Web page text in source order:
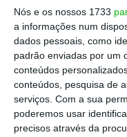
Nós e os nossos 1733
a informações num
dados pessoais, como
padrão enviadas por um
conteúdos
conteúdos, pesquisa de
serviços. Com a sua
poderemos usar
precisos através da
O principal
do conflito no
os preços do
alimentado
mais difícil de
centrais